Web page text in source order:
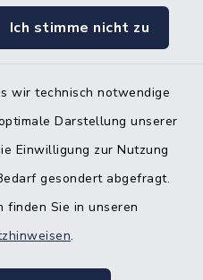
Ich stimme nicht zu
wir technisch notwendige
Darstellung unserer
Einwilligung zur Nutzung
gesondert abgefragt.
finden Sie in unseren
.